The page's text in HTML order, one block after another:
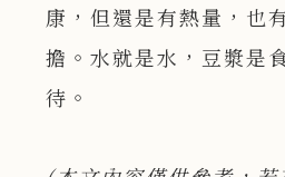
康，但還是有熱量，也
擔。水就是水，豆漿是
待。